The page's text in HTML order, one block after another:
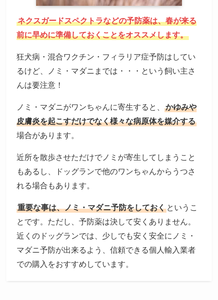
ネクスガードスペクトラなどの予防薬は、春が来る
前に早めに準備しておくことをオススメします。
狂犬病・混合ワクチン・フィラリア症予防はしてい
るけど、ノミ・マダニまでは・・・という飼い主さ
んは要注意！
ノミ・マダニがワンちゃんに寄生すると、
かゆみや
皮膚炎を起こすだけでなく様々な病原体を媒介する
場合があります。
近所を散歩させただけでノミが寄生してしまうこと
もあるし、ドッグランで他のワンちゃんからうつさ
れる場合もあります。
重要な事は、ノミ・マダニ予防をしておくというこ
とです。ただし、予防薬は決して安くありません。
近くのドッグランでは、少しでも安く安全にノミ・
マダニ予防が出来るよう、信頼できる個人輸入業者
での購入をおすすめしています。